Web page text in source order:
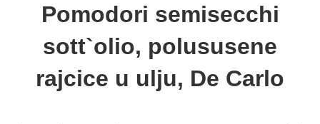
Pomodori semisecchi
sott`olio, polususene
rajcice u ulju, De Carlo